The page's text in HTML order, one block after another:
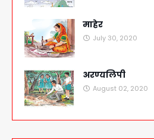
माहेर
July 30, 2020
अरण्यलिपी
August 02, 2020